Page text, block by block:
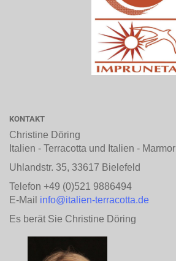
KONTAKT
Christine Döring
Italien - Terracotta und Italien - Marmor
Uhlandstr. 35, 33617 Bielefeld
Telefon +49 (0)521 9886494
E-Mail info@italien-terracotta.de
Es berät Sie Christine Döring